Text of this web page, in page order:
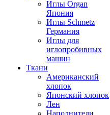
Иглы Organ
Япония
Иглы Schmetz
Германия
Иглы для
иглопробивных
машин
Ткани
Американский
хлопок
Японский хлопок
Лен
Наполнители